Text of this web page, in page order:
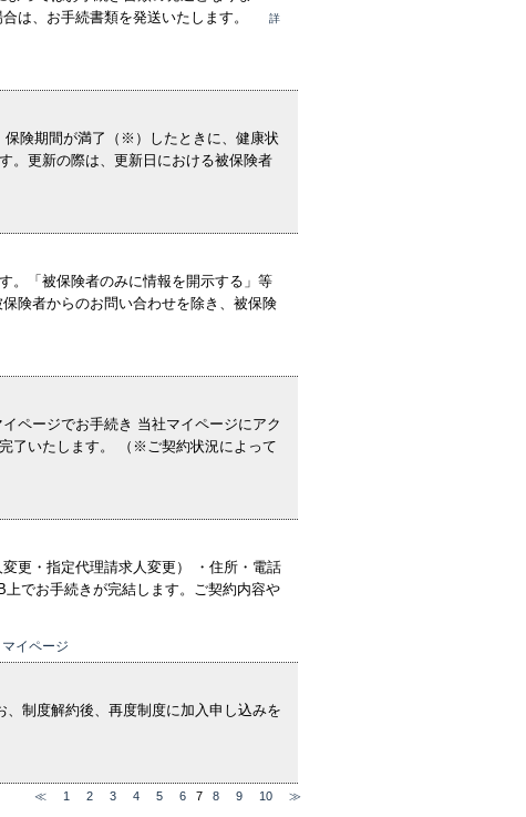
は、お手続書類を発送いたします。
詳
保険期間が満了（※）したときに、健康状
。更新の際は、更新日における被保険者
。「被保険者のみに情報を開示する」等
険者からのお問い合わせを除き、被保険
ページでお手続き 当社マイページにアク
了いたします。 （※ご契約状況によって
更・指定代理請求人変更） ・住所・電話
でお手続きが完結します。ご契約内容や
マイページ
制度解約後、再度制度に加入申し込みを
≪ 1 2 3 4 5 6 7 8 9 10 ≫